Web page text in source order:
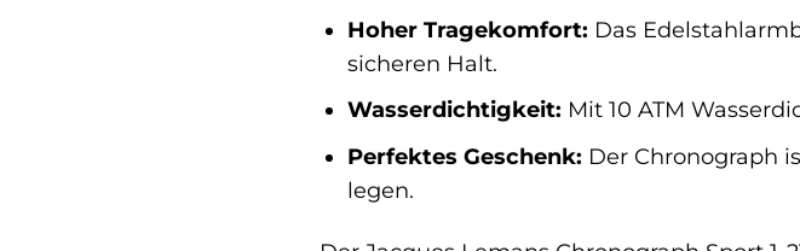
Hoher Tragekomfort: Das
sicheren Halt.
Wasserdichtigkeit: Mit 10 ATM
Perfektes Geschenk: Der Chronograph
legen.